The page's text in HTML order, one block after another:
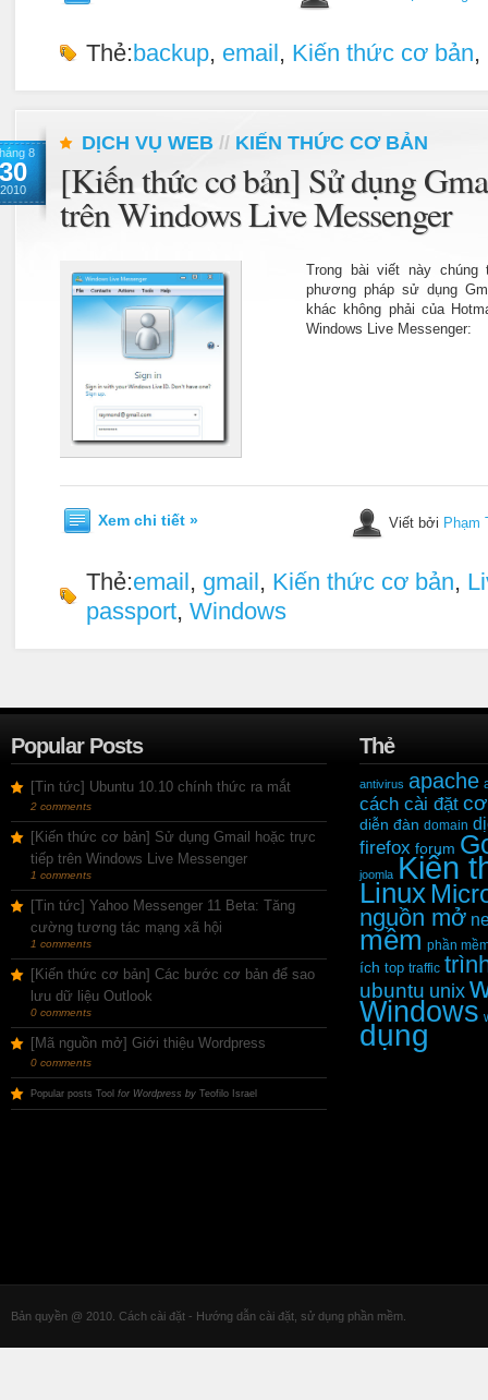
Thẻ:backup, email, Kiến thức cơ bản,
8
30
2010
DỊCH VỤ WEB // KIẾN THỨC CƠ BẢN
[Kiến thức cơ bản] Sử dụng
trên Windows Live Messenger
Trong bài viết này
phương pháp sử dụng
khác không phải của
Windows Live Messenger:
Xem chi tiết » Viết bởi Phạm
Thẻ:email, gmail, Kiến thức cơ bản,
passport, Windows
Popular Posts
[Tin tức] Ubuntu 10.10 chính thức ra mắt
2 comments
[Kiến thức cơ bản] Sử dụng Gmail hoặc trực
tiếp trên Windows Live Messenger
1 comments
[Tin tức] Yahoo Messenger 11 Beta: Tăng
cường tương tác mạng xã hội
1 comments
[Kiến thức cơ bản] Các bước cơ bản để sao
lưu dữ liệu Outlook
0 comments
[Mã nguồn mở] Giới thiệu Wordpress
0 comments
Popular posts Tool for Wordpress by Teofilo Israel
Thẻ
antivirus apache
cách cài đặt
diễn đàn domain
firefox forum
joomla Kiến
Linux
nguồn mở
mềm phần
ích top traffic
ubuntu unix
Windows
dụng
Bản quyền @ 2010. Cách cài đặt - Hướng dẫn cài đặt, sử dụng phần mềm.